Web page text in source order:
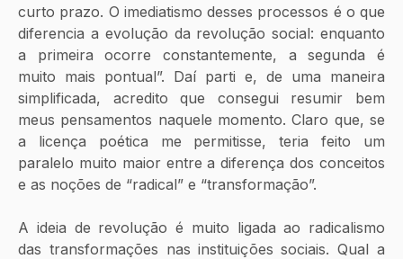
curto prazo. O imediatismo desses processos é o que
diferencia a evolução da revolução social: enquanto
a primeira ocorre constantemente, a segunda é
muito mais pontual”. Daí parti e, de uma maneira
simplificada, acredito que consegui resumir bem
meus pensamentos naquele momento. Claro que, se
a licença poética me permitisse, teria feito um
paralelo muito maior entre a diferença dos conceitos
e as noções de “radical” e “transformação”.
A ideia de revolução é muito ligada ao radicalismo
das transformações nas instituições sociais. Qual a